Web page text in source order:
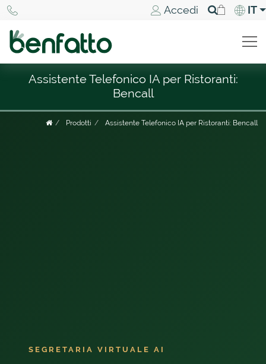
Accedi IT
Assistente Telefonico IA per Ristoranti:
Bencall
Prodotti Assistente Telefonico IA per Ristoranti: Bencall
SEGRETARIA VIRTUALE AI